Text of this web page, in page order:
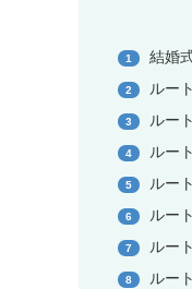
1 結婚
2 ルー
3 ルー
4 ルー
5 ルー
6 ルー
7 ルー
8 ルー